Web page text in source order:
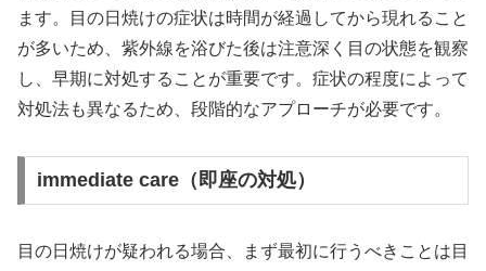
ます。目の日焼けの症状は時間が経過してから現れること
が多いため、紫外線を浴びた後は注意深く目の状態を観察
し、早期に対処することが重要です。症状の程度によって
対処法も異なるため、段階的なアプローチが必要です。
immediate care（即座の対処）
目の日焼けが疑われる場合、まず最初に行うべきことは目